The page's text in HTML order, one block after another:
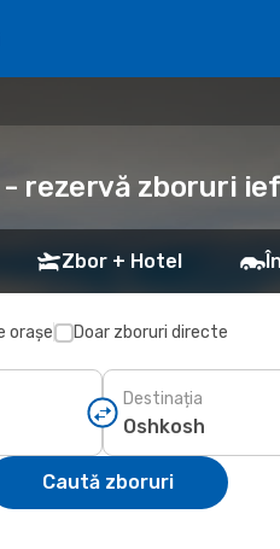
rezervă zboruri
Zbor + Hotel
orașe Doar zboruri directe
Destinația
Caută zboruri